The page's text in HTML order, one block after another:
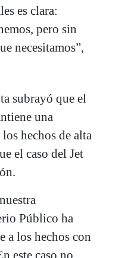
es clara:
pero sin
necesitamos”,
subrayó que el
una
hechos de alta
el caso del Jet
Público ha
a los hechos con
este caso no